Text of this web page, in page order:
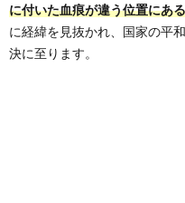
に付いた血痕が違う位置にあ
に経緯を見抜かれ、国家の平
決に至ります。